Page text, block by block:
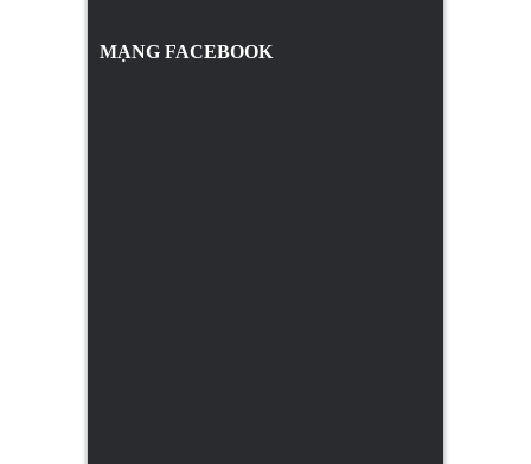
MẠNG FACEBOOK